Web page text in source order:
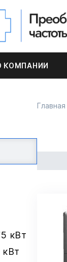
КОМПАНИИ
Главная
кВт
кВт